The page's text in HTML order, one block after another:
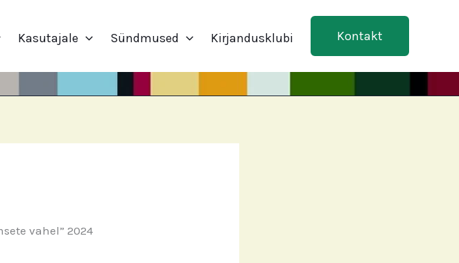
Kasutajale Sündmused Kirjandusklubi Kontakt
vahel” 2024